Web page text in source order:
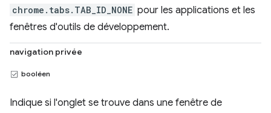
chrome.tabs.TAB_ID_NONE pour les applications et les
fenêtres d'outils de développement.
navigation privée
booléen
Indique si l'onglet se trouve dans une fenêtre de